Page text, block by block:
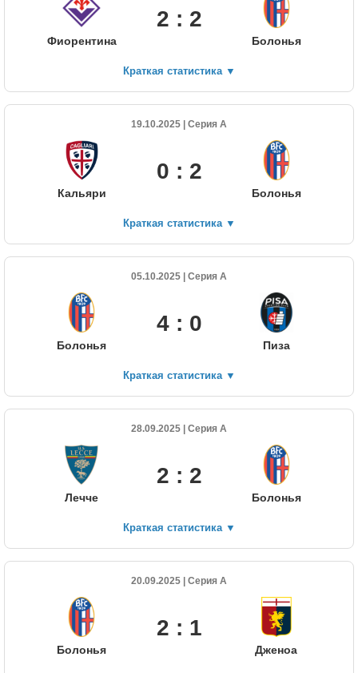
Фиорентина
2 : 2
Болонья
Краткая статистика ▼
19.10.2025 | Серия А
Кальяри
0 : 2
Болонья
Краткая статистика ▼
05.10.2025 | Серия А
Болонья
4 : 0
Пиза
Краткая статистика ▼
28.09.2025 | Серия А
Лечче
2 : 2
Болонья
Краткая статистика ▼
20.09.2025 | Серия А
Болонья
2 : 1
Дженоа